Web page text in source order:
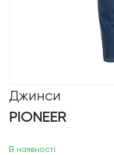
Джинси
PIONEER
В наявності